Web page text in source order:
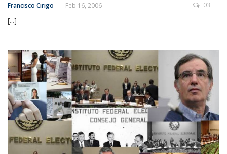
Francisco Cirigo Feb 16, 2006 03
[...]